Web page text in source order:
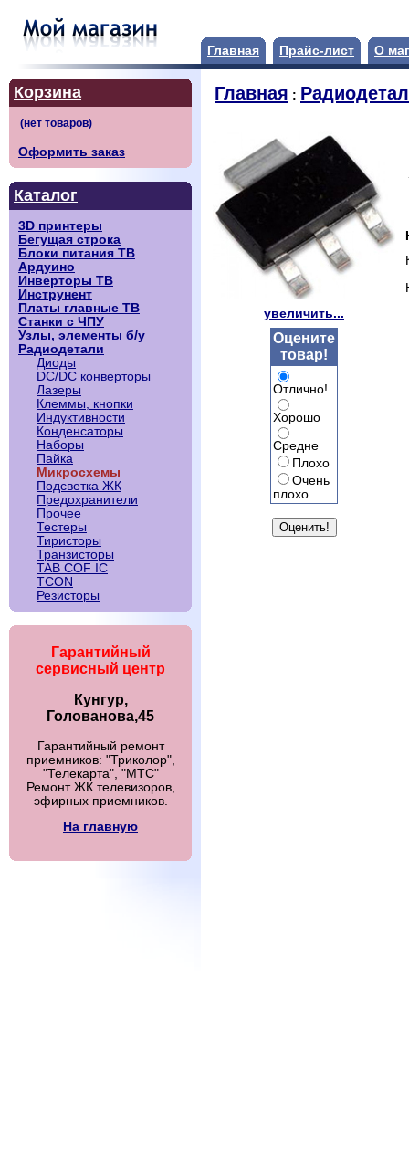
Главная Прайс-лист О
Корзина
Оформить заказ
Каталог
3D принтеры
Бегущая строка
Блоки питания ТВ
Ардуино
Инверторы ТВ
Инструнент
Платы главные ТВ
Станки с ЧПУ
Узлы, элементы б/у
Радиодетали
Диоды
DC/DC конверторы
Лазеры
Клеммы, кнопки
Индуктивности
Конденсаторы
Наборы
Пайка
Микросхемы
Подсветка ЖК
Предохранители
Прочее
Тестеры
Тиристоры
Транзисторы
TAB COF IC
TCON
Резисторы
Гарантийный
сервисный центр
Кунгур,
Голованова,45
Гарантийный ремонт
приемников: "Триколор",
"Телекарта", "МТС"
Ремонт ЖК телевизоров,
эфирных приемников.
На главную
Главная :
увеличить...
Оцените
товар!
Отлично!
Хорошо
Средне
Плохо
Очень
плохо